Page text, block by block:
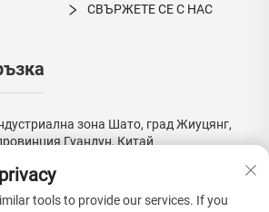
СВЪРЖЕТЕ СЕ С НАС
зона Шато, град Жиуцянг,
Гуандун, Китай
tools to provide our services. If you